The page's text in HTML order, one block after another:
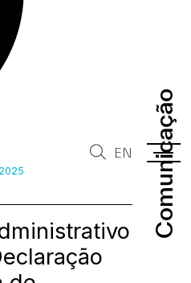
Comunicação
Comunicação
EN